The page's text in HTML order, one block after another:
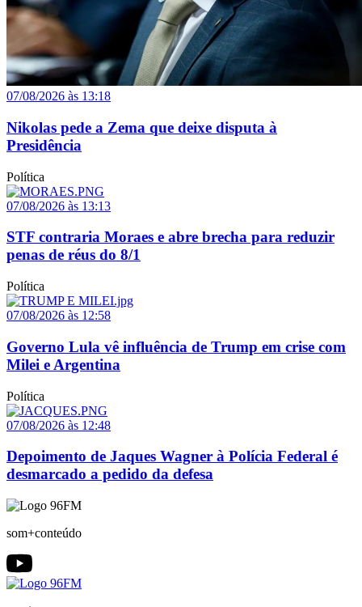
07/08/2026 às 13:18
Nikolas pede a Zema que deixe disputa à
Presidência
Política
07/08/2026 às 13:13
STF contraria Moraes e abre brecha para reduzir
penas de réus do 8/1
Política
07/08/2026 às 12:58
Governo Lula vê influência de Trump em crise com
Milei e Argentina
Política
07/08/2026 às 12:48
Depoimento de Jaques Wagner à Polícia Federal é
desmarcado a pedido da defesa
som+conteúdo